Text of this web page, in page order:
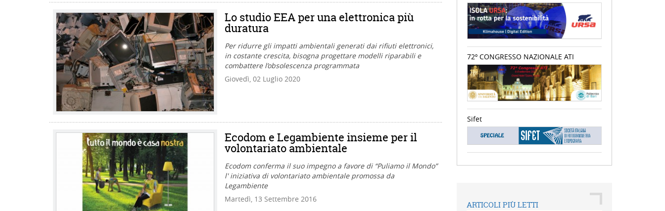
Lo studio EEA per una elettronica più
duratura
Per ridurre gli impatti ambientali generati dai rifiuti elettronici,
in costante crescita, bisogna progettare modelli riparabili e
combattere l’obsolescenza programmata
Giovedì, 02 Luglio 2020
Ecodom e Legambiente insieme per il
volontariato ambientale
Ecodom conferma il suo impegno a favore di “Puliamo il Mondo”
l' iniziativa di volontariato ambientale promossa da
Legambiente
Martedì, 13 Settembre 2016
72º CONGRESSO NAZIONALE ATI
Sifet
ARTICOLI PIÙ LETTI